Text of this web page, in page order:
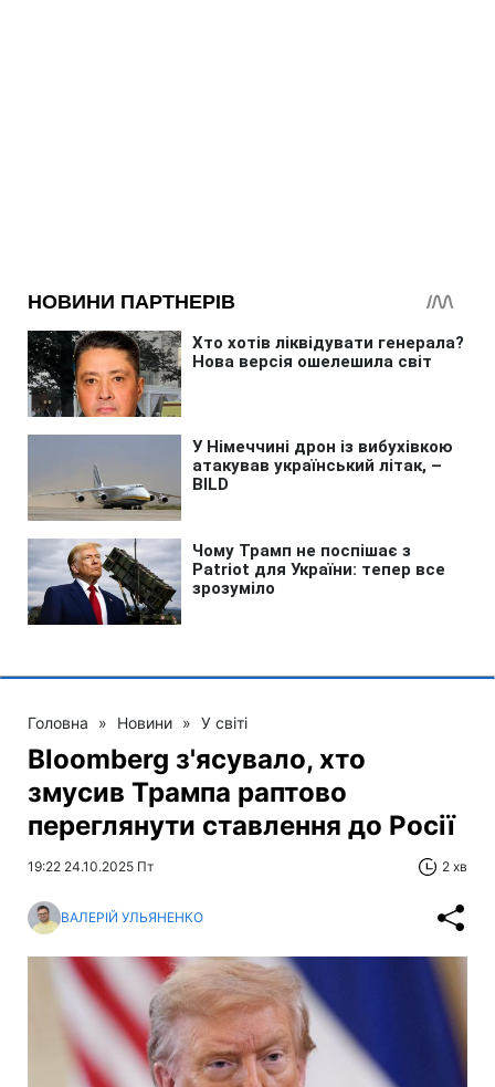
Головна » Новини » У світі
Bloomberg з'ясувало, хто
змусив Трампа раптово
переглянути ставлення до Росії
19:22 24.10.2025 Пт 2 хв
ВАЛЕРІЙ УЛЬЯНЕНКО